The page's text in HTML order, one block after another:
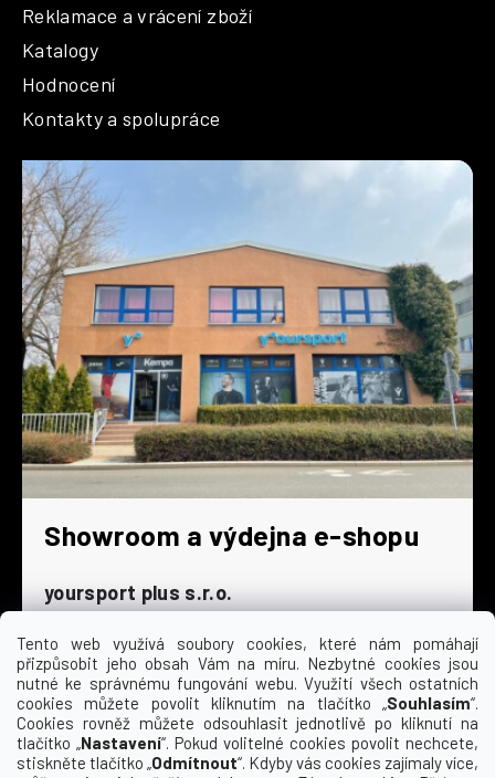
Tento web využívá soubory cookies, které nám pomáhají
přizpůsobit jeho obsah Vám na míru. Nezbytné cookies jsou
nutné ke správnému fungování webu. Využití všech ostatních
cookies můžete povolit kliknutím na tlačítko „Souhlasím“.
Cookies rovněž můžete odsouhlasit jednotlivě po kliknutí na
tlačítko „Nastavení“. Pokud volitelné cookies povolit nechcete,
stiskněte tlačítko „Odmítnout“. Kdyby vás cookies zajímaly více,
Reklamace a vrácení zboží
Katalogy
Hodnocení
Kontakty a spolupráce
Showroom a výdejna e-shopu
yoursport plus s.r.o.
Dyjská 845/4
196 00 Praha 9 - Čakovice
Po - Čt
9:00 - 16:30
Pá
9:00 - 15:30
So
zavřeno
Ne
zavřeno